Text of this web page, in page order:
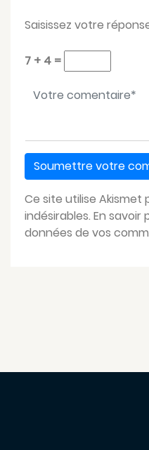
Saisissez votre
7 + 4 =
Votre message*
Ce site utilise Akismet
indésirables. En savoir
données de vos